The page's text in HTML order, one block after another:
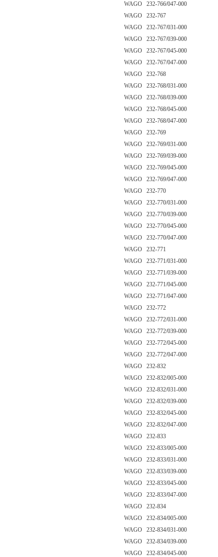
WAGO 232-766/047-000
WAGO 232-767
WAGO 232-767/031-000
WAGO 232-767/039-000
WAGO 232-767/045-000
WAGO 232-767/047-000
WAGO 232-768
WAGO 232-768/031-000
WAGO 232-768/039-000
WAGO 232-768/045-000
WAGO 232-768/047-000
WAGO 232-769
WAGO 232-769/031-000
WAGO 232-769/039-000
WAGO 232-769/045-000
WAGO 232-769/047-000
WAGO 232-770
WAGO 232-770/031-000
WAGO 232-770/039-000
WAGO 232-770/045-000
WAGO 232-770/047-000
WAGO 232-771
WAGO 232-771/031-000
WAGO 232-771/039-000
WAGO 232-771/045-000
WAGO 232-771/047-000
WAGO 232-772
WAGO 232-772/031-000
WAGO 232-772/039-000
WAGO 232-772/045-000
WAGO 232-772/047-000
WAGO 232-832
WAGO 232-832/005-000
WAGO 232-832/031-000
WAGO 232-832/039-000
WAGO 232-832/045-000
WAGO 232-832/047-000
WAGO 232-833
WAGO 232-833/005-000
WAGO 232-833/031-000
WAGO 232-833/039-000
WAGO 232-833/045-000
WAGO 232-833/047-000
WAGO 232-834
WAGO 232-834/005-000
WAGO 232-834/031-000
WAGO 232-834/039-000
WAGO 232-834/045-000